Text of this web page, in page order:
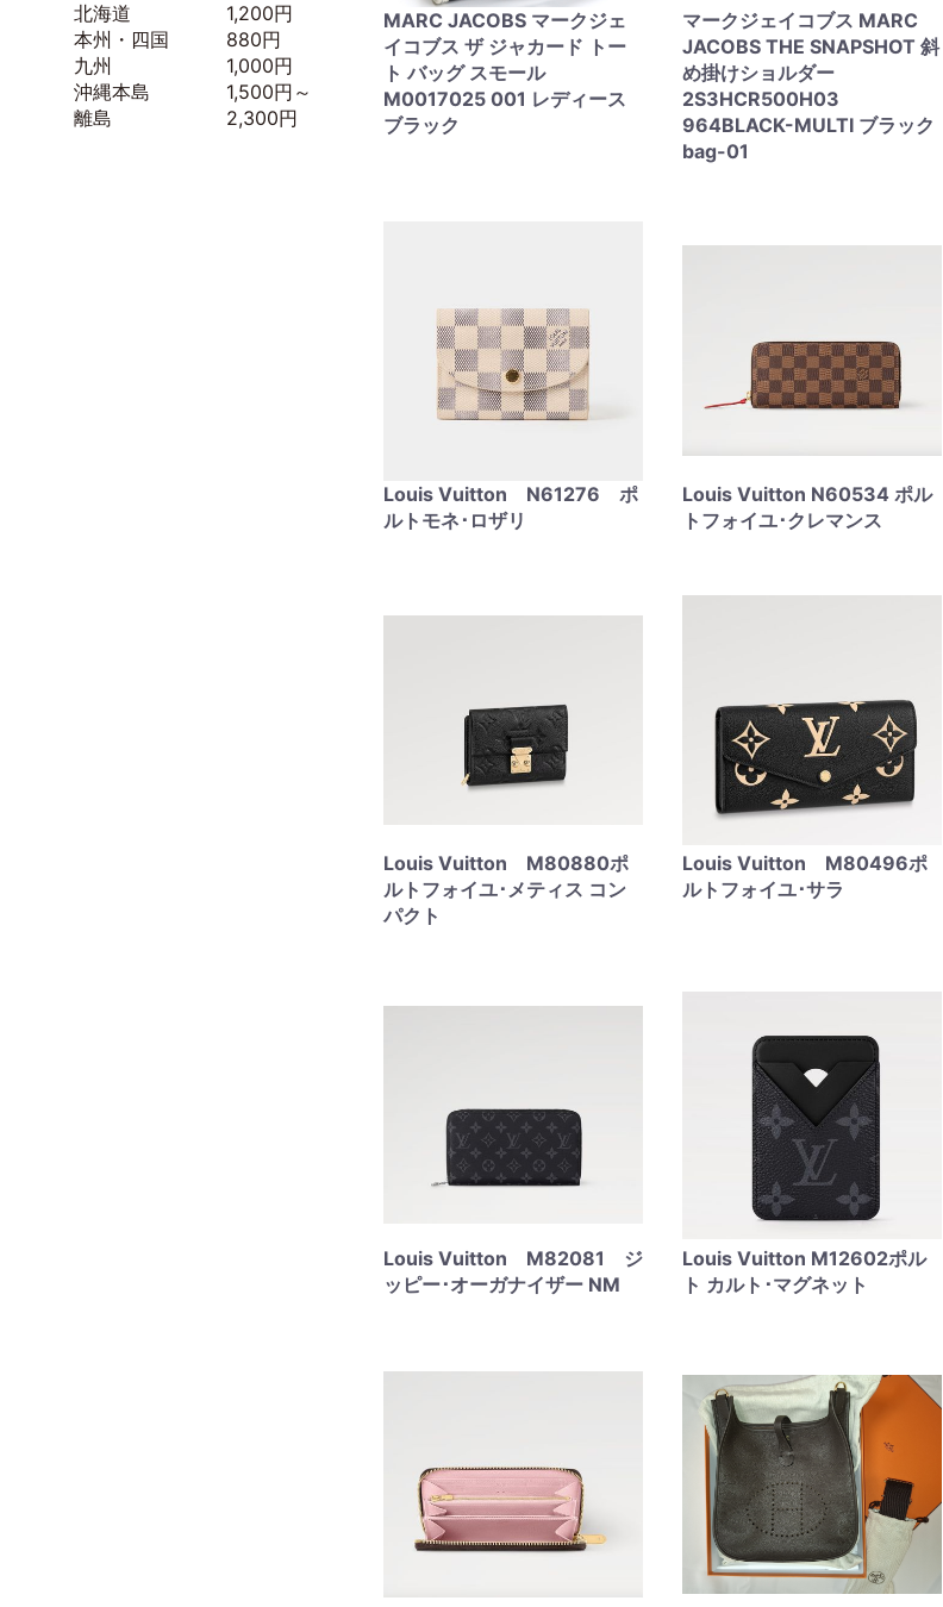
北海道 1,200円
本州・四国 880円
九州 1,000円
沖縄本島 1,500円～
離島 2,300円
MARC JACOBS マークジェ
イコブス ザ ジャカード トー
ト バッグ スモール
M0017025 001 レディース
ブラック
マークジェイコブス MARC
JACOBS THE SNAPSHOT 斜
め掛けショルダー
2S3HCR500H03
964BLACK-MULTI ブラック
bag-01
Louis Vuitton N61276 ポ
ルトモネ･ロザリ
Louis Vuitton N60534 ポル
トフォイユ･クレマンス
Louis Vuitton M80880ポ
ルトフォイユ･メティス コン
パクト
Louis Vuitton M80496ポ
ルトフォイユ･サラ
Louis Vuitton M82081 ジ
ッピー･オーガナイザー NM
Louis Vuitton M12602ポル
ト カルト･マグネット